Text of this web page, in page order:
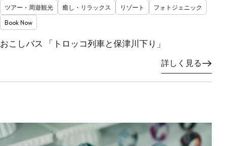
ツアー・周遊観光
癒し・リラックス リゾート
フォトジェニック
Book Now
おこしバス 「トロッコ列車と保津川下り」
詳しく見る